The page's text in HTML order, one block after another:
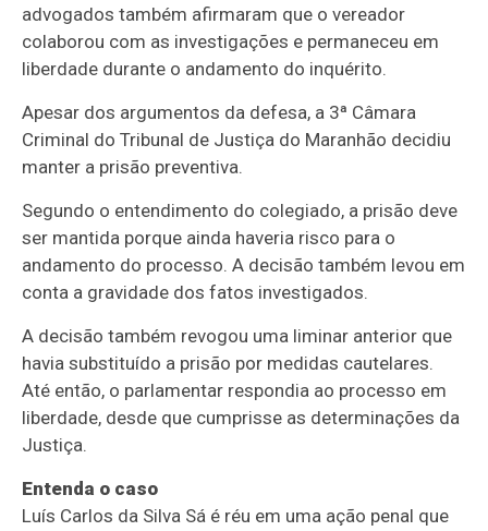
advogados também afirmaram que o vereador
colaborou com as investigações e permaneceu em
liberdade durante o andamento do inquérito.
Apesar dos argumentos da defesa, a 3ª Câmara
Criminal do Tribunal de Justiça do Maranhão decidiu
manter a prisão preventiva.
Segundo o entendimento do colegiado, a prisão deve
ser mantida porque ainda haveria risco para o
andamento do processo. A decisão também levou em
conta a gravidade dos fatos investigados.
A decisão também revogou uma liminar anterior que
havia substituído a prisão por medidas cautelares.
Até então, o parlamentar respondia ao processo em
liberdade, desde que cumprisse as determinações da
Justiça.
Entenda o caso
Luís Carlos da Silva Sá é réu em uma ação penal que